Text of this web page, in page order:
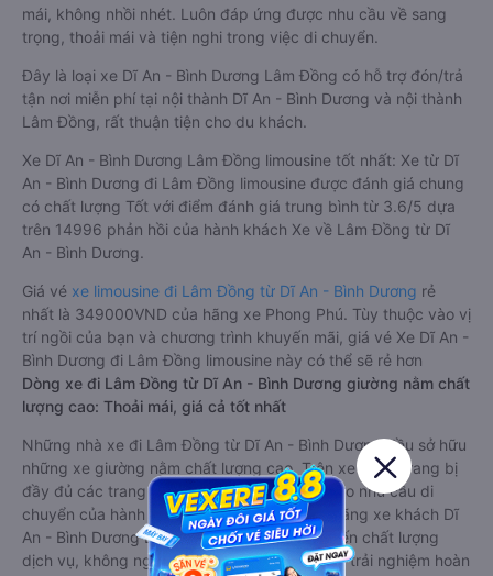
mái, không nhồi nhét. Luôn đáp ứng được nhu cầu về sang
trọng, thoải mái và tiện nghi trong việc di chuyển.
Đây là loại xe Dĩ An - Bình Dương Lâm Đồng có hỗ trợ đón/trả
tận nơi miễn phí tại nội thành Dĩ An - Bình Dương và nội thành
Lâm Đồng, rất thuận tiện cho du khách.
Xe Dĩ An - Bình Dương Lâm Đồng limousine tốt nhất: Xe từ Dĩ
An - Bình Dương đi Lâm Đồng limousine được đánh giá chung
có chất lượng Tốt với điểm đánh giá trung bình từ 3.6/5 dựa
trên 14996 phản hồi của hành khách Xe về Lâm Đồng từ Dĩ
An - Bình Dương.
Giá vé xe limousine đi Lâm Đồng từ Dĩ An - Bình Dương rẻ
nhất là 349000VND của hãng xe Phong Phú. Tùy thuộc vào vị
trí ngồi của bạn và chương trình khuyến mãi, giá vé Xe Dĩ An -
Bình Dương đi Lâm Đồng limousine này có thể sẽ rẻ hơn
Dòng xe đi Lâm Đồng từ Dĩ An - Bình Dương giường nằm chất
lượng cao: Thoải mái, giá cả tốt nhất
Những nhà xe đi Lâm Đồng từ Dĩ An - Bình Dương đều sở hữu
những xe giường nằm chất lượng cao. Trên xe được trang bị
đầy đủ các trang thiết bị hiện đại phục vụ cho nhu cầu di
chuyển của hành khách. Bên cạnh đó, các hãng xe khách Dĩ
An - Bình Dương Lâm Đồng luôn chú trọng đến chất lượng
dịch vụ, không ngừng cải thiện để mang đến trải nghiệm hoàn